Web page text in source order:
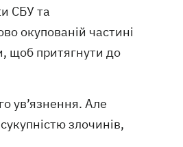
СБУ та
окупованій частині
щоб притягнути до
ув’язнення. Але
злочинів,